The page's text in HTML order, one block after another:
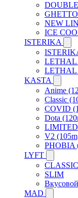
NEW
ICE
ISTERIKA
LETHAL
LETHAL
KASTA
Anime
Classic
COVID
Dota
V2
PHOBIA
LYFT
CLASSIC
SLIM
Вкусовой
MAD